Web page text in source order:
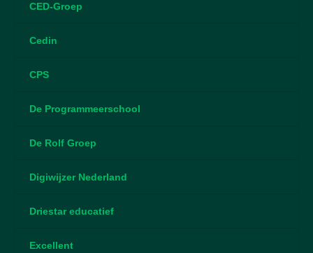
CED-Groep
Cedin
CPS
De Programmeerschool
De Rolf Groep
Digiwijzer Nederland
Driestar educatief
Excellent